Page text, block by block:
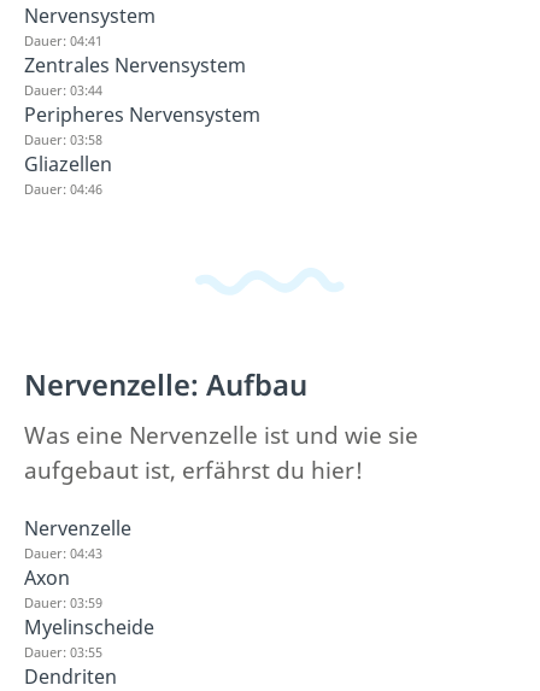
Nervensystem
Dauer: 04:41
Zentrales Nervensystem
Dauer: 03:44
Peripheres Nervensystem
Dauer: 03:58
Gliazellen
Dauer: 04:46
Nervenzelle: Aufbau
Was eine Nervenzelle ist und wie sie
aufgebaut ist, erfährst du hier!
Nervenzelle
Dauer: 04:43
Axon
Dauer: 03:59
Myelinscheide
Dauer: 03:55
Dendriten